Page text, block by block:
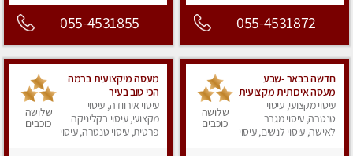
055-4531872
055-4531855
חדשה בבאר -שבע
מעסה איכותית מקצועית
ומפנקת
עיסוי מקצועי, עיסוי
טנטרה, עיסוי מגבר
לאישה, עיסוי לנשים, עיסוי
שלושה
כוכבים
מעסה מיקצועית ברמה
הכי טוב בעיר
עיסוי אירוודה, עיסוי
מקצועי, עיסוי בקליניקה
פרטית, עיסוי טנטרה, עיסוי
שלושה
כוכבים